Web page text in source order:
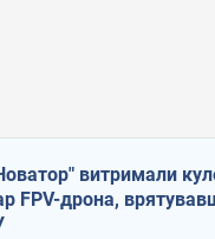
витримали
FPV-дрона,